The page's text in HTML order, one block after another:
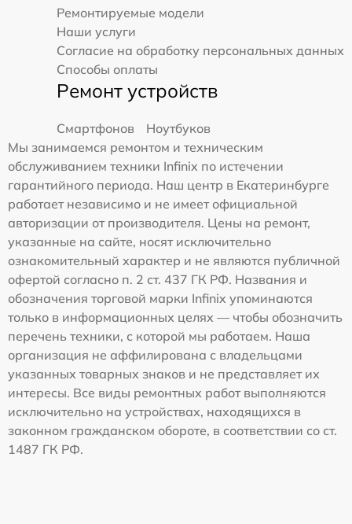
Ремонтируемые модели
Наши услуги
Согласие на обработку персональных данных
Способы оплаты
Ремонт устройств
Смартфонов
Ноутбуков
Мы занимаемся ремонтом и техническим
обслуживанием техники Infinix по истечении
гарантийного периода. Наш центр в Екатеринбурге
работает независимо и не имеет официальной
авторизации от производителя. Цены на ремонт,
указанные на сайте, носят исключительно
ознакомительный характер и не являются публичной
офертой согласно п. 2 ст. 437 ГК РФ. Названия и
обозначения торговой марки Infinix упоминаются
только в информационных целях — чтобы обозначить
перечень техники, с которой мы работаем. Наша
организация не аффилирована с владельцами
указанных товарных знаков и не представляет их
интересы. Все виды ремонтных работ выполняются
исключительно на устройствах, находящихся в
законном гражданском обороте, в соответствии со ст.
1487 ГК РФ.